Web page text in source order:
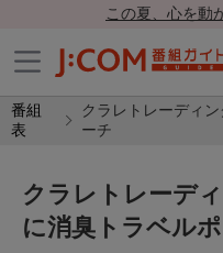
この夏、心を動
番組
表
クラレトレーディ
ーチ
クラレトレーデ
に消臭トラベル